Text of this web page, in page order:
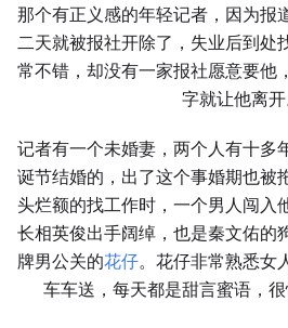
那个有正义感的年轻记者，因为报
二天就被报社开除了，失业后到处
常不错，却没有一家报社愿意要他
字就让他离开
记者有一个未婚妻，两个人有十多
诞节结婚的，出了这个事婚期也被
头烂额的找工作时，一个男人闯入
长相英俊出手阔绰，也是秦文佑的
牌男公关的花仔。花仔非常熟悉女
车车送，每天都是甜言蜜语，很